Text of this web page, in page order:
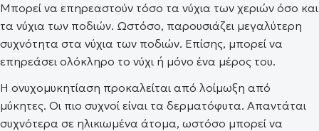
Μπορεί να επηρεαστούν τόσο τα νύχια των χεριών όσο και
τα νύχια των ποδιών. Ωστόσο, παρουσιάζει μεγαλύτερη
συχνότητα στα νύχια των ποδιών. Επίσης, μπορεί να
επηρεάσει ολόκληρο το νύχι ή μόνο ένα μέρος του.
Η ονυχομυκητίαση προκαλείται από λοίμωξη από
μύκητες. Οι πιο συχνοί είναι τα δερματόφυτα. Απαντάται
συχνότερα σε ηλικιωμένα άτομα, ωστόσο μπορεί να